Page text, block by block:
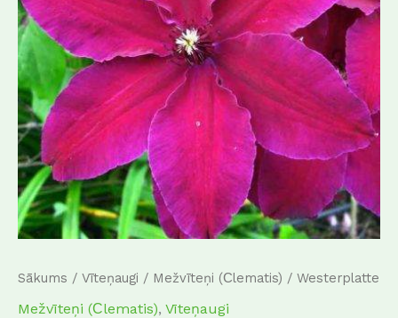
Sākums / Vīteņaugi / Mežvīteņi (Сlematis) / Westerplatte
Mežvīteņi (Сlematis), Vīteņaugi